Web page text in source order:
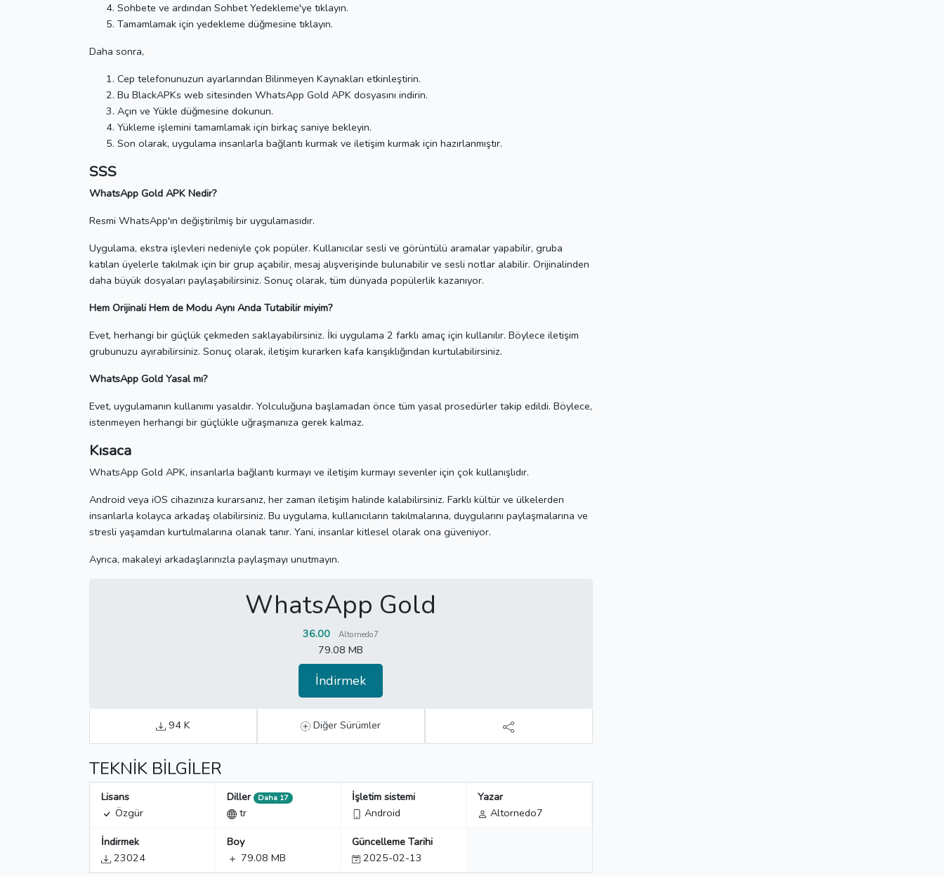
Sohbete ve ardından Sohbet Yedekleme'ye tıklayın.
Tamamlamak için yedekleme düğmesine tıklayın.
Daha sonra,
Cep telefonunuzun ayarlarından Bilinmeyen Kaynakları etkinleştirin.
Bu BlackAPKs web sitesinden WhatsApp Gold APK dosyasını indirin.
Açın ve Yükle düğmesine dokunun.
Yükleme işlemini tamamlamak için birkaç saniye bekleyin.
Son olarak, uygulama insanlarla bağlantı kurmak ve iletişim kurmak için hazırlanmıştır.
SSS
WhatsApp Gold APK Nedir?
Resmi WhatsApp'ın değiştirilmiş bir uygulamasıdır.
Uygulama, ekstra işlevleri nedeniyle çok popüler. Kullanıcılar sesli ve görüntülü aramalar yapabilir, gruba
katılan üyelerle takılmak için bir grup açabilir, mesaj alışverişinde bulunabilir ve sesli notlar alabilir. Orijinalinden
daha büyük dosyaları paylaşabilirsiniz. Sonuç olarak, tüm dünyada popülerlik kazanıyor.
Hem Orijinali Hem de Modu Aynı Anda Tutabilir miyim?
Evet, herhangi bir güçlük çekmeden saklayabilirsiniz. İki uygulama 2 farklı amaç için kullanılır. Böylece iletişim
grubunuzu ayırabilirsiniz. Sonuç olarak, iletişim kurarken kafa karışıklığından kurtulabilirsiniz.
WhatsApp Gold Yasal mı?
Evet, uygulamanın kullanımı yasaldır. Yolculuğuna başlamadan önce tüm yasal prosedürler takip edildi. Böylece,
istenmeyen herhangi bir güçlükle uğraşmanıza gerek kalmaz.
Kısaca
WhatsApp Gold APK, insanlarla bağlantı kurmayı ve iletişim kurmayı sevenler için çok kullanışlıdır.
Android veya iOS cihazınıza kurarsanız, her zaman iletişim halinde kalabilirsiniz. Farklı kültür ve ülkelerden
insanlarla kolayca arkadaş olabilirsiniz. Bu uygulama, kullanıcıların takılmalarına, duygularını paylaşmalarına ve
stresli yaşamdan kurtulmalarına olanak tanır. Yani, insanlar kitlesel olarak ona güveniyor.
Ayrıca, makaleyi arkadaşlarınızla paylaşmayı unutmayın.
WhatsApp Gold
36.00 Altornedo7
79.08 MB
İndirmek
94 K Diğer Sürümler
TEKNIK BILGILER
Lisans
Özgür
Diller Daha 17
tr
İşletim sistemi
Android
Yazar
Altornedo7
İndirmek
23024
Boy
79.08 MB
Güncelleme Tarihi
2025-02-13